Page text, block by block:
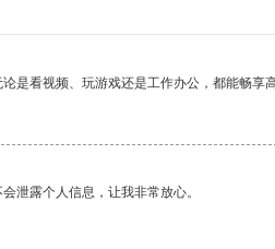
是看视频、玩游戏还是工作办公，都能畅
泄露个人信息，让我非常放心。